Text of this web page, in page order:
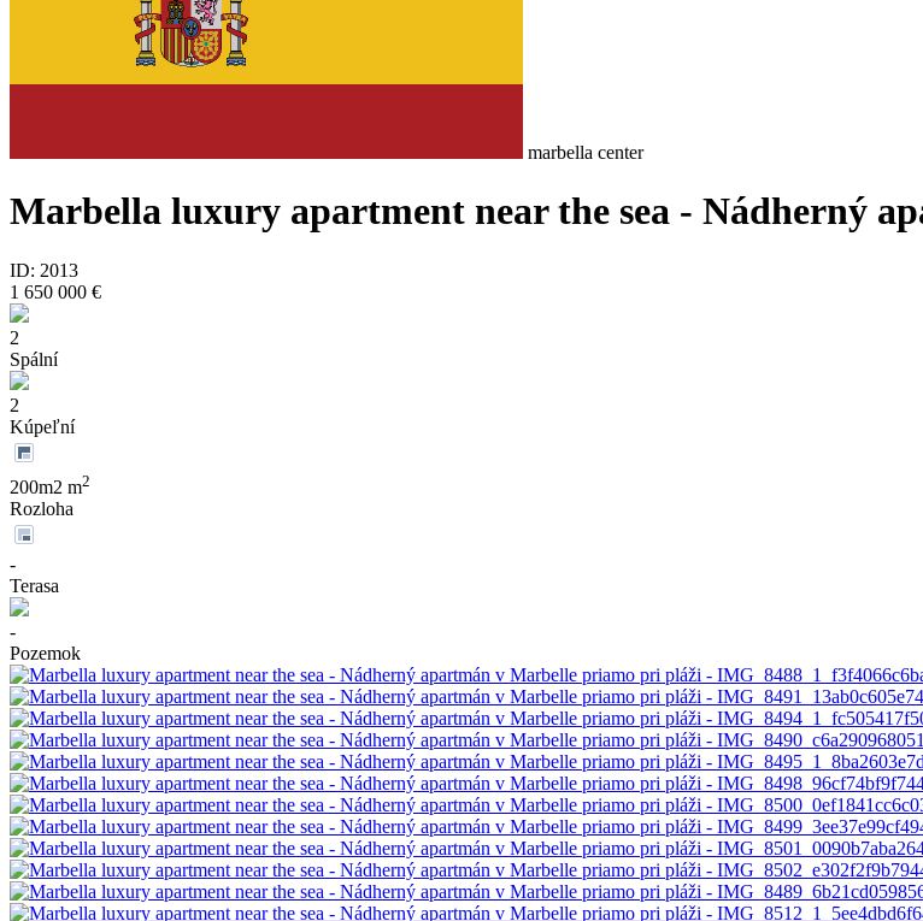
marbella center
Marbella luxury apartment near the sea - Nádherný
ID: 2013
1 650 000 €
2
Spální
2
Kúpeľní
200m2 m2
Rozloha
-
Terasa
-
Pozemok